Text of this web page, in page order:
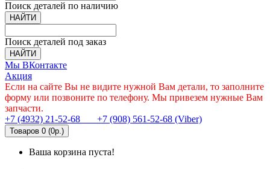
Поиск деталей по наличию
НАЙТИ
Поиск деталей под заказ
НАЙТИ
Мы ВКонтакте
Акция
Если на сайте Вы не видите нужной Вам детали, то заполните
форму или позвоните по телефону. Мы привезем нужные Вам
запчасти.
+7 (4932) 21-52-68
+7 (908) 561-52-68 (Viber)
Товаров 0 (0р.)
Ваша корзина пуста!